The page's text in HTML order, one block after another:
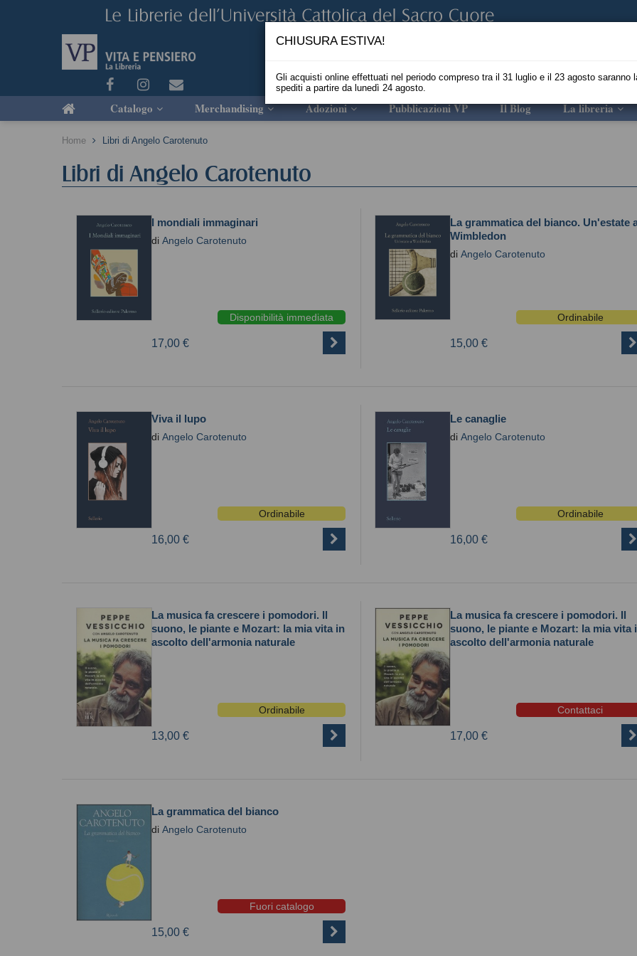
Catalogo Merchandising Adozioni Pubblicazioni VP Il Blog La libreria
Home Libri di Angelo Carotenuto
Libri di Angelo Carotenuto
I mondiali immaginari
di Angelo Carotenuto
Disponibilità immediata
17,00 €
La grammatica del bianco. Un'estate
Wimbledon
di Angelo Carotenuto
Ordinabile
15,00 €
Viva il lupo
di Angelo Carotenuto
Ordinabile
16,00 €
Le canaglie
di Angelo Carotenuto
Ordinabile
16,00 €
La musica fa crescere i pomodori. Il
suono, le piante e Mozart: la mia vita in
ascolto dell'armonia naturale
Ordinabile
13,00 €
La musica fa crescere i pomodori. Il
suono, le piante e Mozart: la mia vita
ascolto dell'armonia naturale
Contattaci
17,00 €
La grammatica del bianco
di Angelo Carotenuto
Fuori catalogo
15,00 €
CHIUSURA ESTIVA!
Gli acquisti online effettuati nel periodo compreso tra il 31 luglio e il 23 agosto saranno
spediti a partire da lunedì 24 agosto.